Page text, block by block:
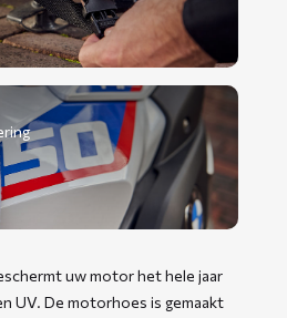
uw motor het hele jaar
UV. De motorhoes is gemaakt